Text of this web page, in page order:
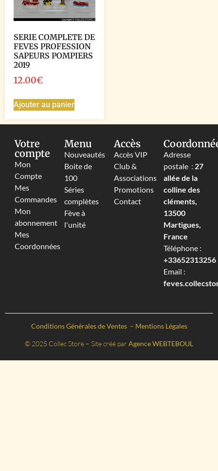
SERIE COMPLETE DE
FEVES PROFESSION
SAPEURS POMPIERS
2019
12.00€
Ajouter au panier
Votre
compte
Mon
Compte
Mes
Commandes
Mon
abonnement
Mes
Coordonnées
Menu
Nouveautés
Boite de
100
Séries
complètes
Fève à
l'unité
Accès
Accès VIP
Club &
Associations
Promotions
Contact
Adresse
postale : 27
allée de la
colline des
cléments,
13500
Martigues,
France
Téléphone :
+33652313256‬
Email :
Conditions Générales de Ventes – Mentions Légales
© 2025 Collec Store – Site créé par Agence WEBTEBOUL